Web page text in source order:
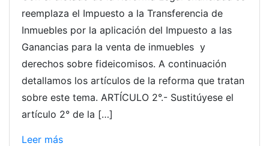
reemplaza el Impuesto a la Transferencia de
Inmuebles por la aplicación del Impuesto a las
Ganancias para la venta de inmuebles y
derechos sobre fideicomisos. A continuación
detallamos los artículos de la reforma que tratan
sobre este tema. ARTÍCULO 2°.- Sustitúyese el
artículo 2° de la […]
Leer más